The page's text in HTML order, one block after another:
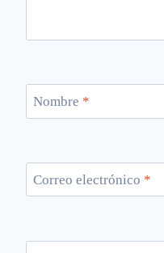
Nombre *
Correo electrónico *